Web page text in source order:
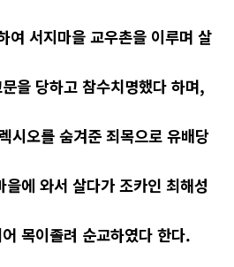
여 서지마을 교우촌을 이루며 살
을 당하고 참수치명했다 하며,
시오를 숨겨준 죄목으로 유배당
에 와서 살다가 조카인 최해성
목이졸려 순교하였다 한다.